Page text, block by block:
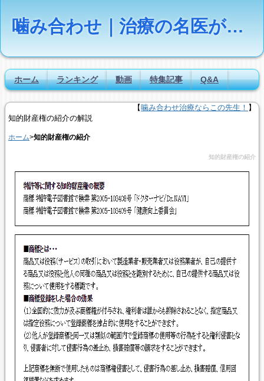
噛み合わせ｜治療の名医が疑問に答える【Dr.NAVI】
ホーム ランキング 動画 特集記事 Q&A
【噛み合わせ治療ならこの先生！ 】
知的財産権の紹介の解説
ホーム>知的財産権の紹介
知的財産権の紹介